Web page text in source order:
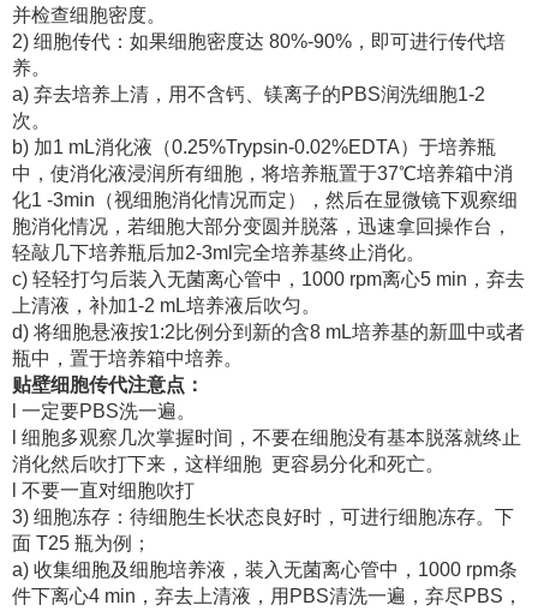
并检查细胞密度。
2) 细胞传代：如果细胞密度达 80%-90%，即可进行传代培
养。
a) 弃去培养上清，用不含钙、镁离子的PBS润洗细胞1-2
次。
b) 加1 mL消化液（0.25%Trypsin-0.02%EDTA）于培养瓶
中，使消化液浸润所有细胞，将培养瓶置于37℃培养箱中消
化1 -3min（视细胞消化情况而定），然后在显微镜下观察细
胞消化情况，若细胞大部分变圆并脱落，迅速拿回操作台，
轻敲几下培养瓶后加2-3ml完全培养基终止消化。
c) 轻轻打匀后装入无菌离心管中，1000 rpm离心5 min，弃去
上清液，补加1-2 mL培养液后吹匀。
d) 将细胞悬液按1:2比例分到新的含8 mL培养基的新皿中或者
瓶中，置于培养箱中培养。
贴壁细胞传代注意点：
l 一定要PBS洗一遍。
l 细胞多观察几次掌握时间，不要在细胞没有基本脱落就终止
消化然后吹打下来，这样细胞 更容易分化和死亡。
l 不要一直对细胞吹打
3) 细胞冻存：待细胞生长状态良好时，可进行细胞冻存。下
面 T25 瓶为例；
a) 收集细胞及细胞培养液，装入无菌离心管中，1000 rpm条
件下离心4 min，弃去上清液，用PBS清洗一遍，弃尽PBS，